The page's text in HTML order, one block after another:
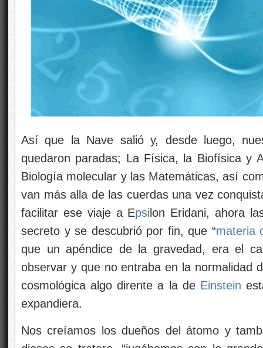
Así que la Nave salió y, desde luego,
quedaron paradas; La Física, la Biofísica y
Biología molecular y las Matemáticas, así
van más alla de las cuerdas una vez
facilitar ese viaje a Epsi lon Eridani, ahora
secreto y se descubrió por fin, que “materia
que un apéndice de la gravedad, era el
observar y que no entraba en la normalidad
cosmológica algo dirente a la de Einstein
expandiera.
Nos creíamos los dueños del átomo y